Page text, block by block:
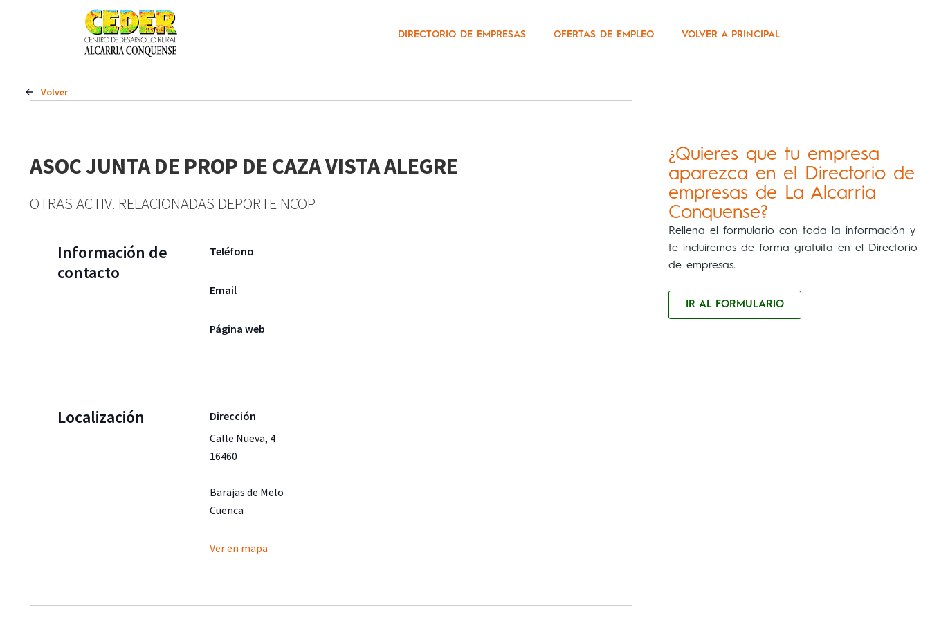
DIRECTORIO DE EMPRESAS OFERTAS DE EMPLEO VOLVER A PRINCIPAL
¿Quieres que tu empresa
aparezca en el Directorio de
empresas de La Alcarria
Conquense?
Rellena el formulario con toda la información y
te incluiremos de forma gratuita en el Directorio
de empresas.
IR AL FORMULARIO
Volver
ASOC JUNTA DE PROP DE CAZA VISTA ALEGRE
OTRAS ACTIV. RELACIONADAS DEPORTE NCOP
Información de
contacto
Teléfono
Email
Página web
Localización
Dirección
Calle Nueva, 4
16460
Barajas de Melo
Cuenca
Ver en mapa